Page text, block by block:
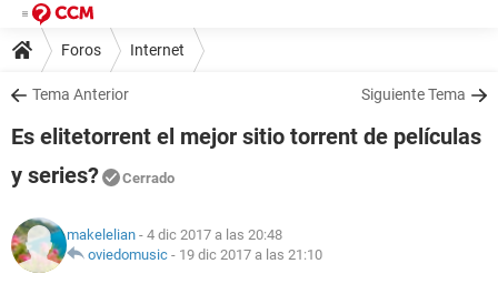
Foros Internet
Tema Anterior Siguiente Tema
Es elitetorrent el mejor sitio torrent de películas
y series?
Cerrado
makelelian - 4 dic 2017 a las 20:48
oviedomusic - 19 dic 2017 a las 21:10